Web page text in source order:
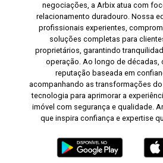
negociações, a Arbix atua com
relacionamento duradouro. Nossa
profissionais experientes,
soluções completas para
proprietários, garantindo
operação. Ao longo de décadas,
reputação baseada em
acompanhando as transformações
tecnologia para aprimorar a
imóvel com segurança e qualidade.
que inspira confiança e expertise